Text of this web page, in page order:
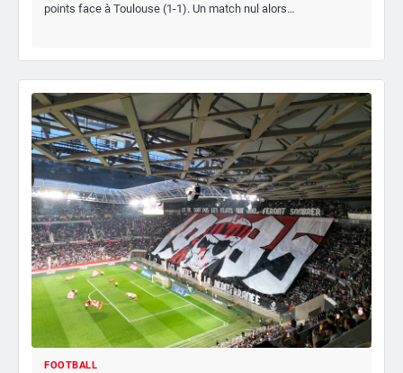
points face à Toulouse (1-1). Un match nul alors…
FOOTBALL